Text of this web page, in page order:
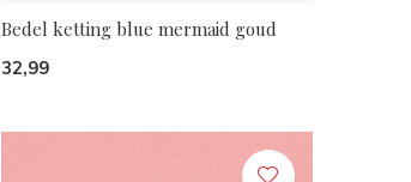
Bedel ketting blue mermaid goud
32,99